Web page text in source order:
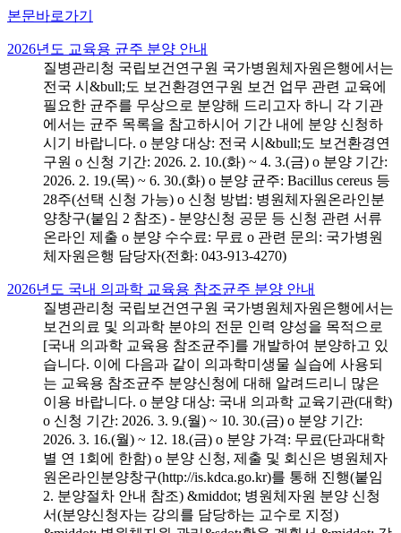
본문바로가기
2026년도 교육용 균주 분양 안내
질병관리청 국립보건연구원 국가병원체자원은행에서는
전국 시&bull;도 보건환경연구원 보건 업무 관련 교육에
필요한 균주를 무상으로 분양해 드리고자 하니 각 기관
에서는 균주 목록을 참고하시어 기간 내에 분양 신청하
시기 바랍니다. o 분양 대상: 전국 시&bull;도 보건환경연
구원 o 신청 기간: 2026. 2. 10.(화) ~ 4. 3.(금) o 분양 기간:
2026. 2. 19.(목) ~ 6. 30.(화) o 분양 균주: Bacillus cereus 등
28주(선택 신청 가능) o 신청 방법: 병원체자원온라인분
양창구(붙임 2 참조) - 분양신청 공문 등 신청 관련 서류
온라인 제출 o 분양 수수료: 무료 o 관련 문의: 국가병원
체자원은행 담당자(전화: 043-913-4270)
2026년도 국내 의과학 교육용 참조균주 분양 안내
질병관리청 국립보건연구원 국가병원체자원은행에서는
보건의료 및 의과학 분야의 전문 인력 양성을 목적으로
[국내 의과학 교육용 참조균주]를 개발하여 분양하고 있
습니다. 이에 다음과 같이 의과학미생물 실습에 사용되
는 교육용 참조균주 분양신청에 대해 알려드리니 많은
이용 바랍니다. o 분양 대상: 국내 의과학 교육기관(대학)
o 신청 기간: 2026. 3. 9.(월) ~ 10. 30.(금) o 분양 기간:
2026. 3. 16.(월) ~ 12. 18.(금) o 분양 가격: 무료(단과대학
별 연 1회에 한함) o 분양 신청, 제출 및 회신은 병원체자
원온라인분양창구(http://is.kdca.go.kr)를 통해 진행(붙임
2. 분양절차 안내 참조) &middot; 병원체자원 분양 신청
서(분양신청자는 강의를 담당하는 교수로 지정)